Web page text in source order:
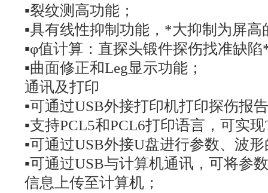
▪裂纹测高功能；
▪具有线性抑制功能，*大抑制为屏高
▪φ值计算：直探头锻件探伤找准缺
▪曲面修正和Leg显示功能；
通讯及打印
▪可通过USB外接打印机打印探伤报
▪支持PCL5和PCL6打印语言，可实
▪可通过USB外接U盘进行参数、波
▪可通过USB与计算机通讯，可将参
信息上传至计算机；